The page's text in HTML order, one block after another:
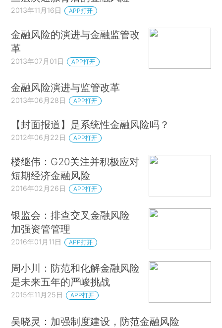
2013年11月16日 APP打开
金融风险的演进与金融监管改
革
2013年07月01日 APP打开
金融风险演进与监管改革
2013年06月28日 APP打开
【封面报道】是系统性金融风险吗？
2012年06月22日 APP打开
楼继伟：G20关注并积极应对
短期经济金融风险
2016年02月26日 APP打开
银监会：排查交叉金融风险
加强资管管理
2016年01月11日 APP打开
周小川：防范和化解金融风险
是未来五年的严峻挑战
2015年11月25日 APP打开
吴晓灵：加强制度建设，防范金融风险